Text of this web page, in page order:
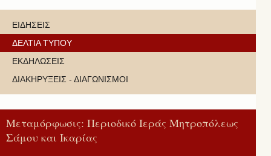
ΕΙΔΗΣΕΙΣ
ΔΕΛΤΙΑ ΤΥΠΟΥ
ΕΚΔΗΛΩΣΕΙΣ
ΔΙΑΚΗΡΥΞΕΙΣ - ΔΙΑΓΩΝΙΣΜΟΙ
Μεταμόρφωσις: Περιοδικό Ιεράς Μητροπόλεως
Σάμου και Ικαρίας